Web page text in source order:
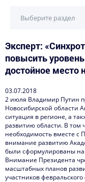
Научные установки
События
Наука в деталях
Видеоматериалы о
Интервью
Контакты
Выберите раздел
Эксперт:
повысить
достойное место
03.07.2018
2 июля Владимир Путин
Новосибирской области
ситуация в регионе, а
развитию области. В том
необходимость вместе с
внимание развитию
были сформулированы
Внимание Президента
масштабных планов
участников